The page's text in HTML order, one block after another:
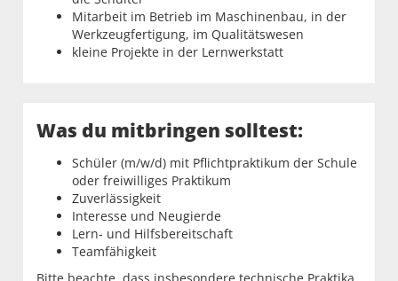
Mitarbeit im Betrieb im Maschinenbau, in der
Werkzeugfertigung, im Qualitätswesen
kleine Projekte in der Lernwerkstatt
Was du mitbringen solltest:
Schüler (m/w/d) mit Pflichtpraktikum der Schule
oder freiwilliges Praktikum
Zuverlässigkeit
Interesse und Neugierde
Lern- und Hilfsbereitschaft
Teamfähigkeit